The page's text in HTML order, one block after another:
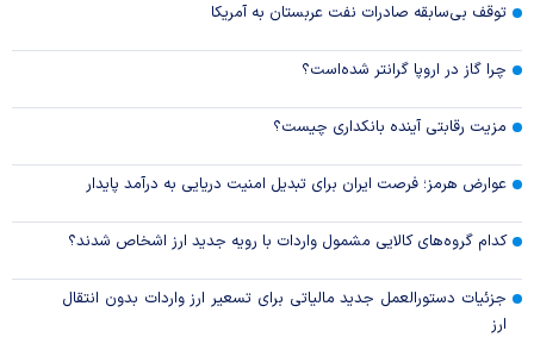
توقف بی‌سابقه صادرات نفت عربستان به آمریکا
چرا گاز در اروپا گرانتر شده‌است؟
مزیت رقابتی آینده بانکداری چیست؟
عوارض هرمز؛ فرصت ایران برای تبدیل امنیت دریایی به درآمد پایدار
کدام گروه‌های کالایی مشمول واردات با رویه جدید ارز اشخاص شدند؟
جزئیات دستورالعمل جدید مالیاتی برای تسعیر ارز واردات بدون انتقال
ارز